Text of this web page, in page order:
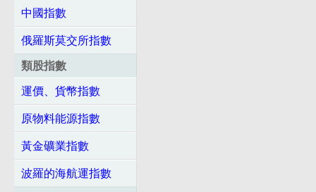
中國指數
俄羅斯莫交所指數
類股指數
運價、貨幣指數
原物料能源指數
黃金礦業指數
波羅的海航運指數